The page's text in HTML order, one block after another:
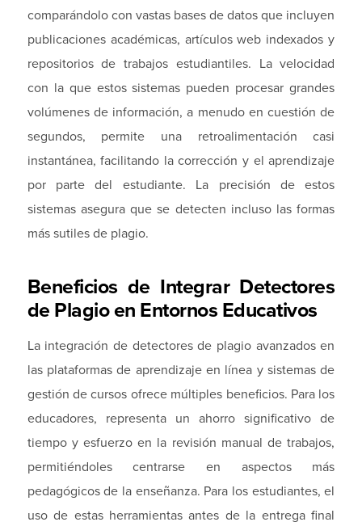
comparándolo con vastas bases de datos que incluyen
publicaciones académicas, artículos web indexados y
repositorios de trabajos estudiantiles. La velocidad
con la que estos sistemas pueden procesar grandes
volúmenes de información, a menudo en cuestión de
segundos, permite una retroalimentación casi
instantánea, facilitando la corrección y el aprendizaje
por parte del estudiante. La precisión de estos
sistemas asegura que se detecten incluso las formas
más sutiles de plagio.
Beneficios de Integrar Detectores
de Plagio en Entornos Educativos
La integración de detectores de plagio avanzados en
las plataformas de aprendizaje en línea y sistemas de
gestión de cursos ofrece múltiples beneficios. Para los
educadores, representa un ahorro significativo de
tiempo y esfuerzo en la revisión manual de trabajos,
permitiéndoles centrarse en aspectos más
pedagógicos de la enseñanza. Para los estudiantes, el
uso de estas herramientas antes de la entrega final